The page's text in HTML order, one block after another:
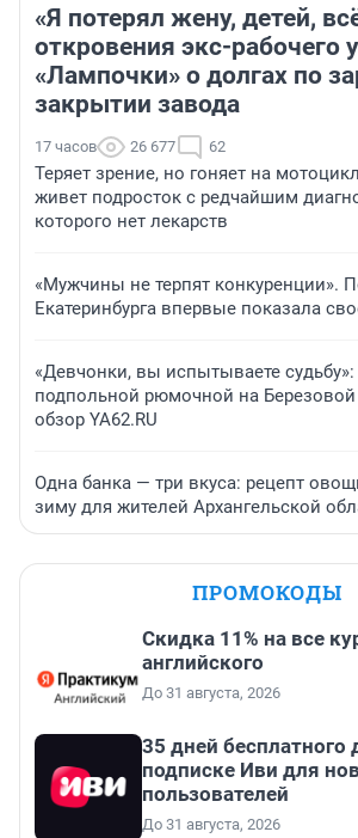
«Я потерял жену, детей,
откровения экс-рабочего
«Лампочки» о долгах по
закрытии завода
17 часов 26 677 62
Теряет зрение, но гоняет на
живет подросток с редчайшим
которого нет лекарств
«Мужчины не терпят конкуренции».
Екатеринбурга впервые показала
«Девчонки, вы испытываете судьбу»:
подпольной рюмочной на
обзор YA62.RU
Одна банка — три вкуса: рецепт
зиму для жителей Архангельской
ПРОМОКОДЫ
Скидка 11% на все
английского
До 31 августа, 2026
35 дней бесплатного
подписке Иви для
пользователей
До 31 августа, 2026